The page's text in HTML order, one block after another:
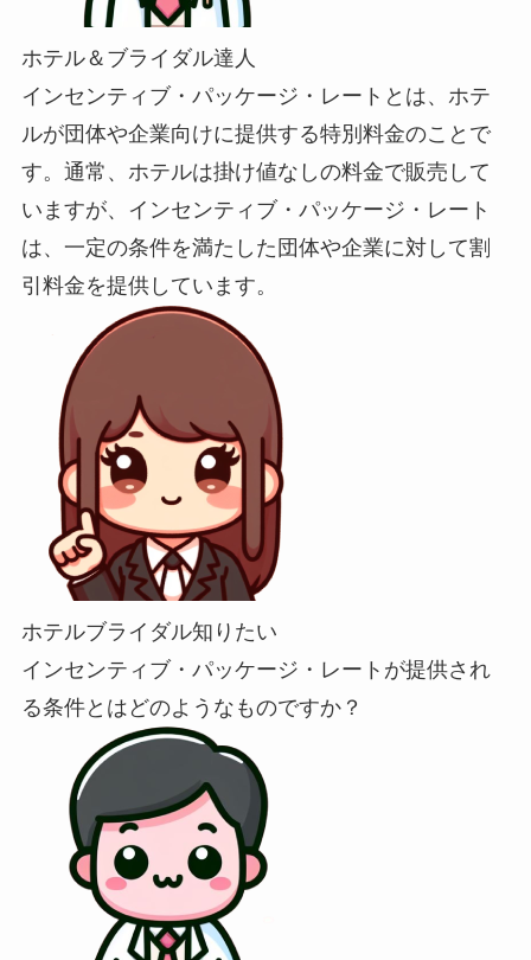
ホテル＆ブライダル達人
インセンティブ・パッケージ・レートとは、ホテ
ルが団体や企業向けに提供する特別料金のことで
す。通常、ホテルは掛け値なしの料金で販売して
いますが、インセンティブ・パッケージ・レート
は、一定の条件を満たした団体や企業に対して割
引料金を提供しています。
ホテルブライダル知りたい
インセンティブ・パッケージ・レートが提供され
る条件とはどのようなものですか？